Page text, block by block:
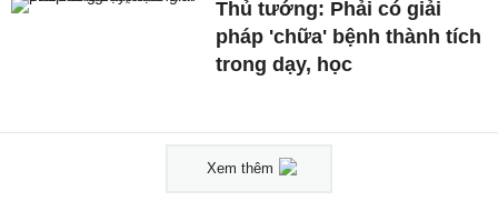
Thủ tướng: Phải có giải
pháp 'chữa' bệnh thành tích
trong dạy, học
Xem thêm